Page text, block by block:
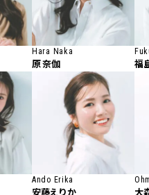
Hara Naka
原 奈伽 福
Ando Erika
安藤えりか 大
忙しい
ボ」を
のお手
かな肌
シィ]
【ヘ
ない
抜け